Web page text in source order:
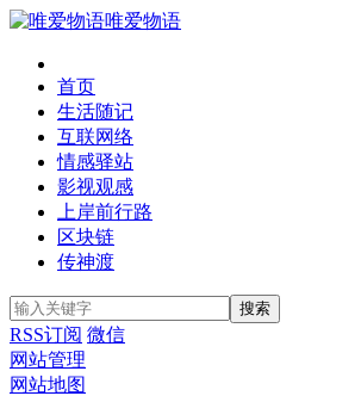
唯爱物语
首页
生活随记
互联网络
情感驿站
影视观感
上岸前行路
区块链
传神渡
RSS订阅 微信
网站管理
网站地图